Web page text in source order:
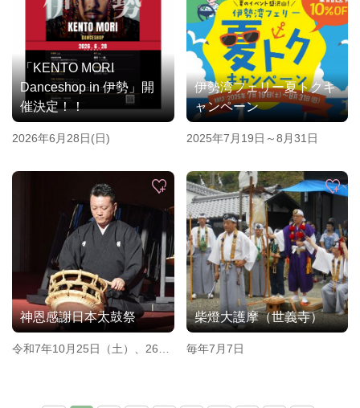
「KENTO MORI
Danceshop in 伊勢」開
催決定！！
2026年6月28日(日)
伊勢湾フェリー夏トクキ
ャンペーン
2025年7月19日～8月31日
神恩感謝日本太鼓祭
令和7年10月25日（土）、26日
柴燈大護摩（世義寺）
毎年7月7日